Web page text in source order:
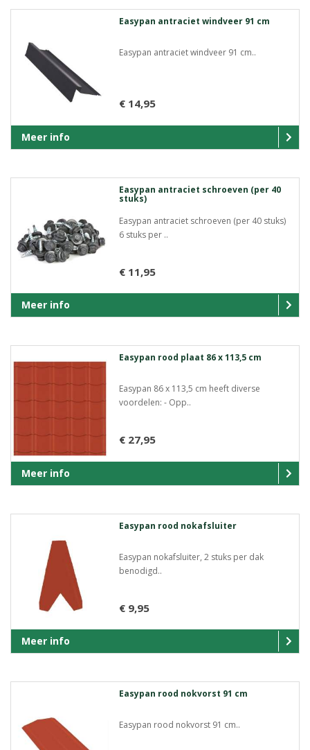
Easypan antraciet windveer 91 cm
Easypan antraciet windveer 91 cm..
€ 14,95
Meer info
Easypan antraciet schroeven (per 40
stuks)
Easypan antraciet schroeven (per 40 stuks)
6 stuks per ..
€ 11,95
Meer info
Easypan rood plaat 86 x 113,5 cm
Easypan 86 x 113,5 cm heeft diverse
voordelen: - Opp..
€ 27,95
Meer info
Easypan rood nokafsluiter
Easypan nokafsluiter, 2 stuks per dak
benodigd..
€ 9,95
Meer info
Easypan rood nokvorst 91 cm
Easypan rood nokvorst 91 cm..